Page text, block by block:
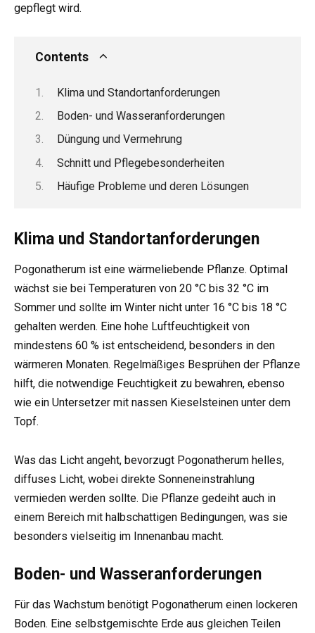
gepflegt wird.
Contents
Klima und Standortanforderungen
Boden- und Wasseranforderungen
Düngung und Vermehrung
Schnitt und Pflegebesonderheiten
Häufige Probleme und deren Lösungen
Klima und Standortanforderungen
Pogonatherum ist eine wärmeliebende Pflanze. Optimal
wächst sie bei Temperaturen von 20 °C bis 32 °C im
Sommer und sollte im Winter nicht unter 16 °C bis 18 °C
gehalten werden. Eine hohe Luftfeuchtigkeit von
mindestens 60 % ist entscheidend, besonders in den
wärmeren Monaten. Regelmäßiges Besprühen der Pflanze
hilft, die notwendige Feuchtigkeit zu bewahren, ebenso
wie ein Untersetzer mit nassen Kieselsteinen unter dem
Topf.
Was das Licht angeht, bevorzugt Pogonatherum helles,
diffuses Licht, wobei direkte Sonneneinstrahlung
vermieden werden sollte. Die Pflanze gedeiht auch in
einem Bereich mit halbschattigen Bedingungen, was sie
besonders vielseitig im Innenanbau macht.
Boden- und Wasseranforderungen
Für das Wachstum benötigt Pogonatherum einen lockeren
Boden. Eine selbstgemischte Erde aus gleichen Teilen